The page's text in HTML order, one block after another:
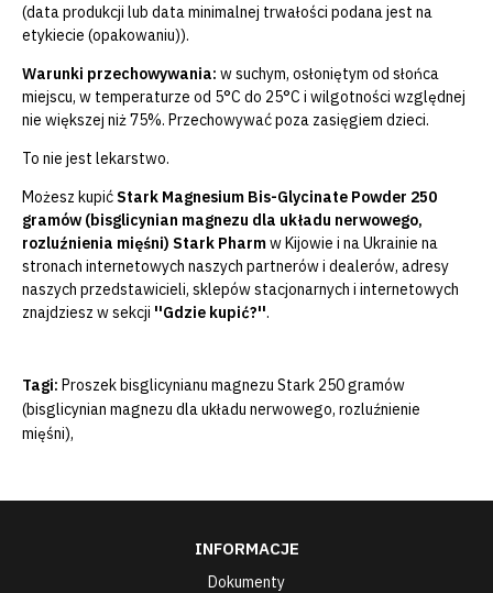
(data produkcji lub data minimalnej trwałości podana jest na
etykiecie (opakowaniu)).
Warunki przechowywania: w suchym, osłoniętym od słońca
miejscu, w temperaturze od 5°C do 25°C i wilgotności względnej
nie większej niż 75%. Przechowywać poza zasięgiem dzieci.
To nie jest lekarstwo.
Możesz kupić Stark Magnesium Bis-Glycinate Powder 250
gramów (bisglicynian magnezu dla układu nerwowego,
rozluźnienia mięśni) Stark Pharmw Kijowie i na Ukrainie na
stronach internetowych naszych partnerów i dealerów, adresy
naszych przedstawicieli, sklepów stacjonarnych i internetowych
znajdziesz wsekcji ''Gdzie kupić?''.
Tagi: Proszek bisglicynianu magnezu Stark 250 gramów
(bisglicynian magnezu dla układu nerwowego, rozluźnienie
mięśni),
INFORMACJE
Dokumenty